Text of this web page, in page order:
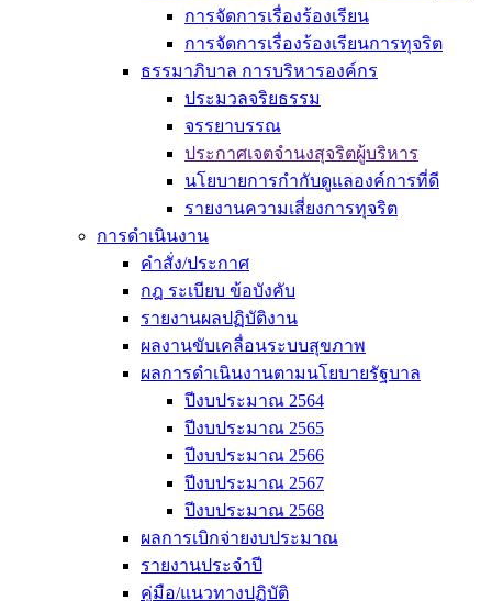
การจัดการเรื่องร้องเรียน
การจัดการเรื่องร้องเรียนการทุจริต
ธรรมาภิบาล การบริหารองค์กร
ประมวลจริยธรรม
จรรยาบรรณ
ประกาศเจตจำนงสุจริตผู้บริหาร
นโยบายการกำกับดูแลองค์การที่ดี
รายงานความเสี่ยงการทุจริต
การดำเนินงาน
คำสั่ง/ประกาศ
กฎ ระเบียบ ข้อบังคับ
รายงานผลปฏิบัติงาน
ผลงานขับเคลื่อนระบบสุขภาพ
ผลการดำเนินงานตามนโยบายรัฐบาล
ปีงบประมาณ 2564
ปีงบประมาณ 2565
ปีงบประมาณ 2566
ปีงบประมาณ 2567
ปีงบประมาณ 2568
ผลการเบิกจ่ายงบประมาณ
รายงานประจำปี
คู่มือ/แนวทางปฏิบัติ